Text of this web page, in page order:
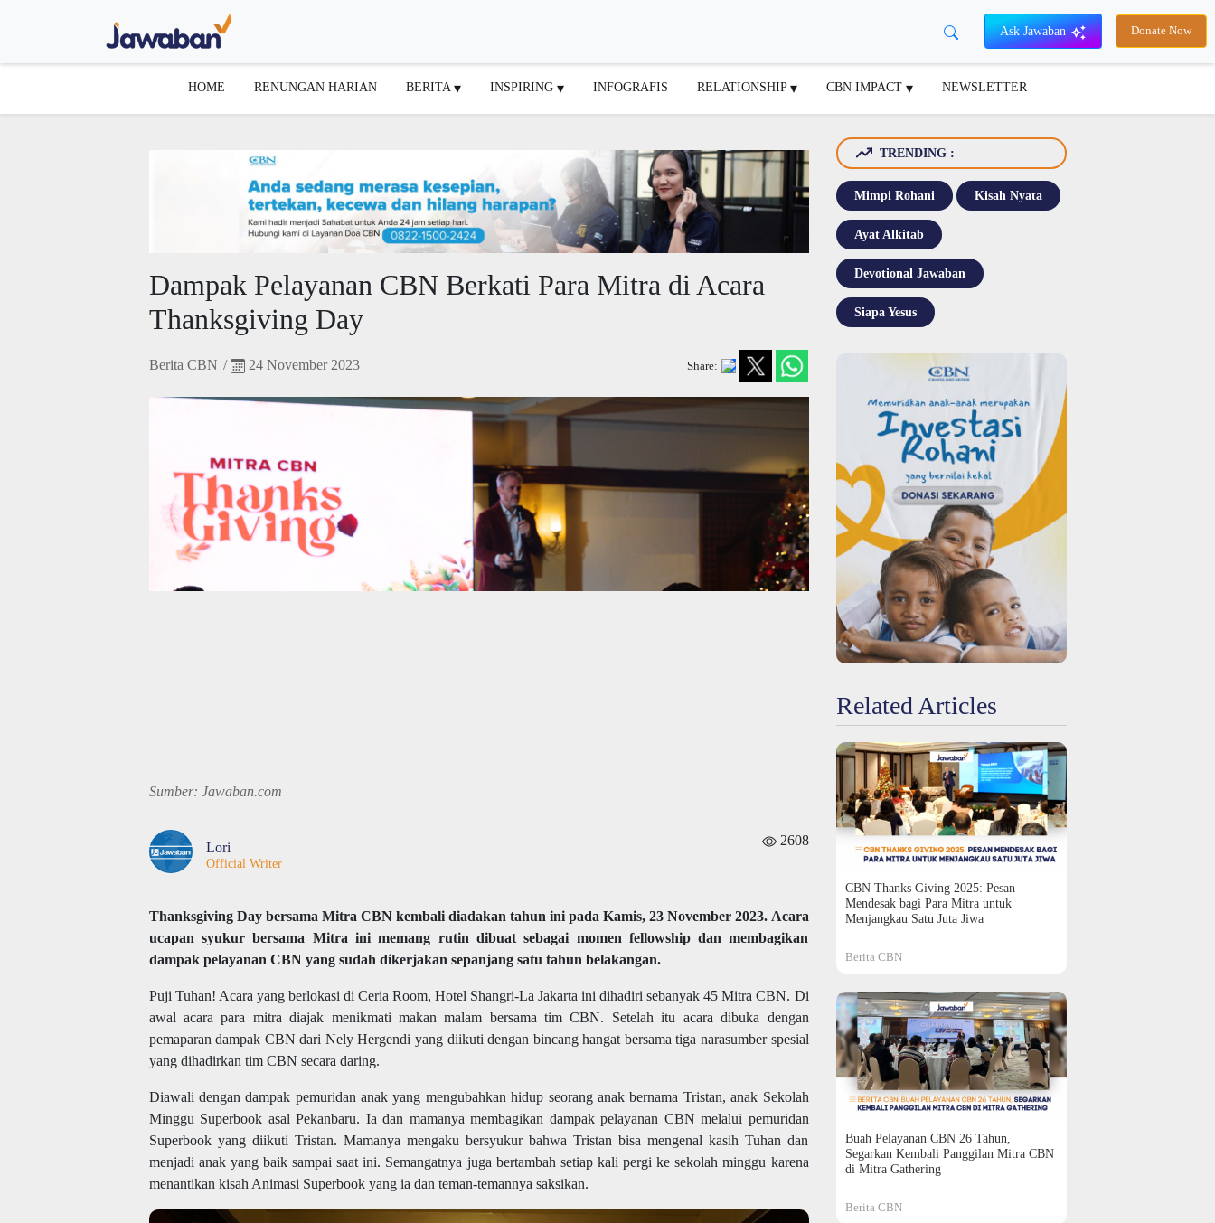
Ask Jawaban Donate Now
HOME RENUNGAN HARIAN BERITA INSPIRING INFOGRAFIS RELATIONSHIP CBN IMPACT NEWSLETTER
Dampak Pelayanan CBN Berkati Para Mitra di Acara
Thanksgiving Day
Berita CBN / 24 November 2023 Share:
Sumber: Jawaban.com
Lori
Official Writer
2608
Thanksgiving Day bersama Mitra CBN kembali diadakan tahun ini pada Kamis, 23 November 2023. Acara
ucapan syukur bersama Mitra ini memang rutin dibuat sebagai momen fellowship dan membagikan
dampak pelayanan CBN yang sudah dikerjakan sepanjang satu tahun belakangan.
Puji Tuhan! Acara yang berlokasi di Ceria Room, Hotel Shangri-La Jakarta ini dihadiri sebanyak 45 Mitra CBN. Di
awal acara para mitra diajak menikmati makan malam bersama tim CBN. Setelah itu acara dibuka dengan
pemaparan dampak CBN dari Nely Hergendi yang diikuti dengan bincang hangat bersama tiga narasumber spesial
yang dihadirkan tim CBN secara daring.
Diawali dengan dampak pemuridan anak yang mengubahkan hidup seorang anak bernama Tristan, anak Sekolah
Minggu Superbook asal Pekanbaru. Ia dan mamanya membagikan dampak pelayanan CBN melalui pemuridan
Superbook yang diikuti Tristan. Mamanya mengaku bersyukur bahwa Tristan bisa mengenal kasih Tuhan dan
menjadi anak yang baik sampai saat ini. Semangatnya juga bertambah setiap kali pergi ke sekolah minggu karena
menantikan kisah Animasi Superbook yang ia dan teman-temannya saksikan.
TRENDING :
Mimpi Rohani Kisah Nyata
Ayat Alkitab
Devotional Jawaban
Siapa Yesus
Related Articles
CBN Thanks Giving 2025: Pesan
Mendesak bagi Para Mitra untuk
Menjangkau Satu Juta Jiwa
Berita CBN
Buah Pelayanan CBN 26 Tahun,
Segarkan Kembali Panggilan Mitra CBN
di Mitra Gathering
Berita CBN